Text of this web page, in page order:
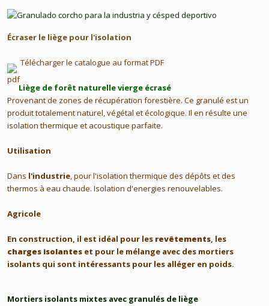
Écraser le liège pour l'isolation
Télécharger le catalogue au format PDF
Liège de forêt naturelle vierge écrasé
Provenant de zones de récupération forestière. Ce granulé est un
produit totalement naturel, végétal et écologique. Il en résulte une
isolation thermique et acoustique parfaite.
Utilisation
Dans l'industrie, pour l'isolation thermique des dépôts et des
thermos à eau chaude. Isolation d'energies renouvelables.
Agricole
En construction, il est idéal pour les revêtements
charges isolantes et pour le mélange avec des mortiers
isolants qui sont intéressants pour les alléger en poids.
Mortiers isolants mixtes avec granulés de liège